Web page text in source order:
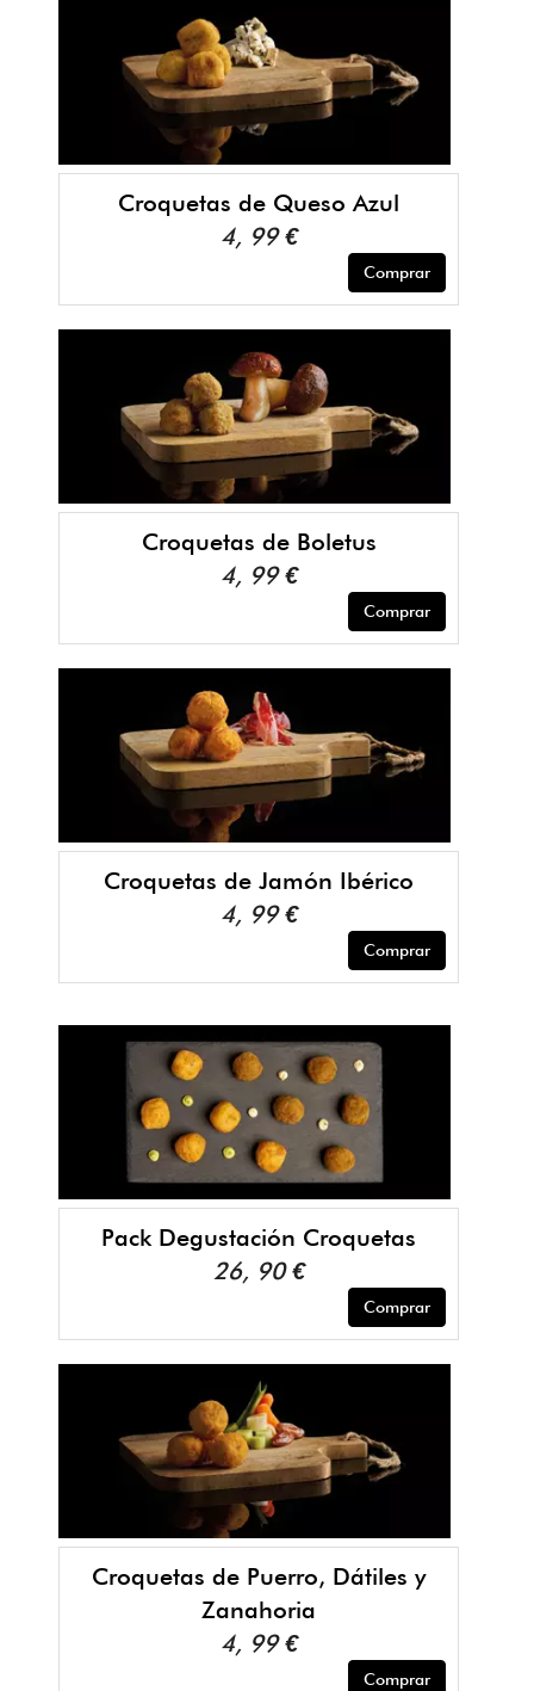
Croquetas de Queso Azul
4, 99 €
Comprar
Croquetas de Boletus
4, 99 €
Comprar
Croquetas de Jamón Ibérico
4, 99 €
Comprar
Pack Degustación Croquetas
26, 90 €
Comprar
Croquetas de Puerro, Dátiles y
Zanahoria
4, 99 €
Comprar